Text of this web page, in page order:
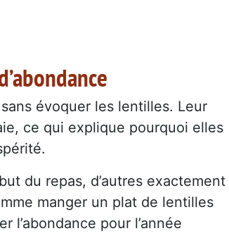
évoquer les lentilles. Leur
ce qui explique pourquoi elles
du repas, d’autres exactement
manger un plat de lentilles
l’abondance pour l’année